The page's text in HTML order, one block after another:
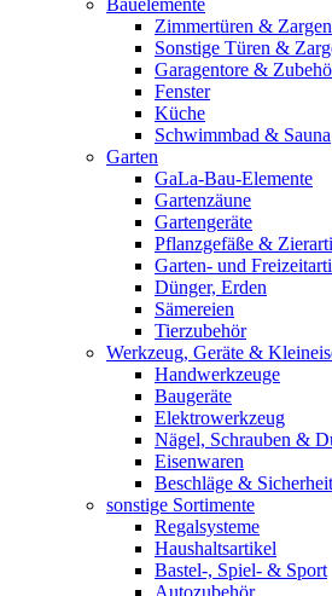
Bauelemente
Zimmertüren & Zargen
Sonstige Türen &
Garagentore &
Fenster
Küche
Schwimmbad & Sauna
Garten
GaLa-Bau-Elemente
Gartenzäune
Gartengeräte
Pflanzgefäße &
Garten- und
Dünger, Erden
Sämereien
Tierzubehör
Werkzeug, Geräte &
Handwerkzeuge
Baugeräte
Elektrowerkzeug
Nägel, Schrauben &
Eisenwaren
Beschläge & Sicherheit
sonstige Sortimente
Regalsysteme
Haushaltsartikel
Bastel-, Spiel- & Sport
Autozubehör